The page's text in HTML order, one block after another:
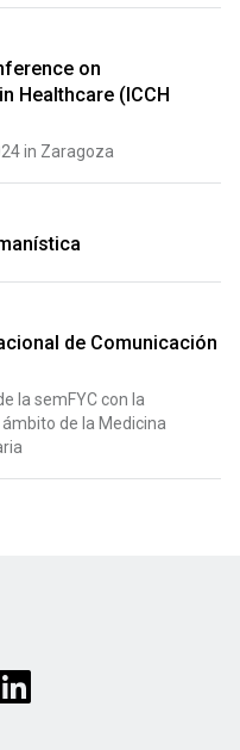
on
Healthcare (ICCH
in Zaragoza
de Comunicación
la semFYC con la
de la Medicina